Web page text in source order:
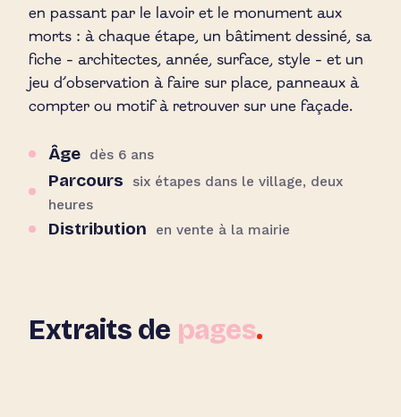
en passant par le lavoir et le monument aux
morts : à chaque étape, un bâtiment dessiné, sa
fiche - architectes, année, surface, style - et un
jeu d’observation à faire sur place, panneaux à
compter ou motif à retrouver sur une façade.
Âge dès 6 ans
Parcours
six étapes dans le village, deux
heures
Distribution en vente à la mairie
Extraits de pages.